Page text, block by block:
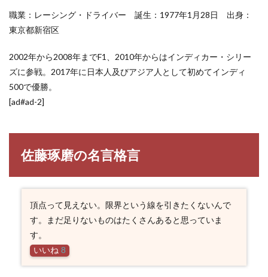
職業：レーシング・ドライバー 誕生：1977年1月28日 出身：
東京都新宿区
2002年から2008年までF1、2010年からはインディカー・シリー
ズに参戦。2017年に日本人及びアジア人として初めてインディ
500で優勝。
[ad#ad-2]
佐藤琢磨の名言格言
頂点って見えない。限界という線を引きたくないんで
す。まだ足りないものはたくさんあると思っていま
す。
いいね 8